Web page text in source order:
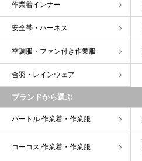
作業着インナー
安全帯・ハーネス
空調服・ファン付き作業服
合羽・レインウェア
ブランドから選ぶ
バートル 作業着・作業服
コーコス 作業着・作業服